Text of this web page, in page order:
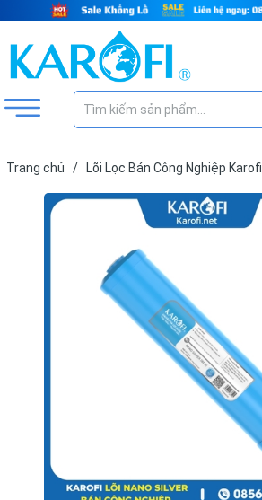
Trang chủ / Lõi Lọc Bán Công Nghiệp Karofi
Karofi Nano Silver BCN